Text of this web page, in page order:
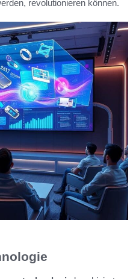
revolutionieren können.